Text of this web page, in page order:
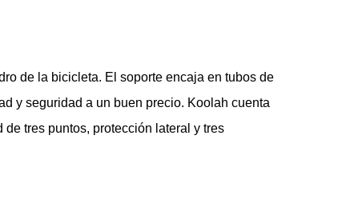
de la bicicleta. El soporte encaja en tubos de
y seguridad a un buen precio. Koolah cuenta
tres puntos, protección lateral y tres